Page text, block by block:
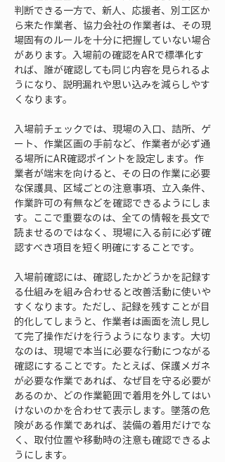
判断できる一方で、新人、応援者、別工区か
ら来た作業者、協力会社の作業者は、その現
場固有のルールを十分に把握していない場合
があります。入場前の確認をARで標準化す
れば、誰が確認しても同じ内容を見られるよ
うになり、説明漏れや思い込みを減らしやす
くなります。
入場前チェックでは、現場の入口、詰所、ゲ
ート、作業区画の手前など、作業者が必ず通
る場所にAR確認ポイントを設定します。作
業者が端末を向けると、その日の作業に必要
な保護具、区域ごとの注意事項、立入条件、
作業許可の有無などを確認できるようにしま
す。ここで重要なのは、全ての情報を長文で
読ませるのではなく、現場に入る前に必ず確
認すべき項目を短く明確にすることです。
入場前確認には、確認したかどうかを記録す
る仕組みを組み合わせると改善活動に使いや
すくなります。ただし、記録を残すことが目
的化してしまうと、作業者は画面を流し見し
て完了操作だけを行うようになります。大切
なのは、現場で本当に必要な行動につながる
確認にすることです。たとえば、保護メガネ
が必要な作業であれば、なぜ目を守る必要が
あるのか、どの作業範囲で着用を外してはい
けないのかを合わせて表示します。墜落の危
険がある作業であれば、装備の着用だけでな
く、取付位置や移動時の注意も確認できるよ
うにします。